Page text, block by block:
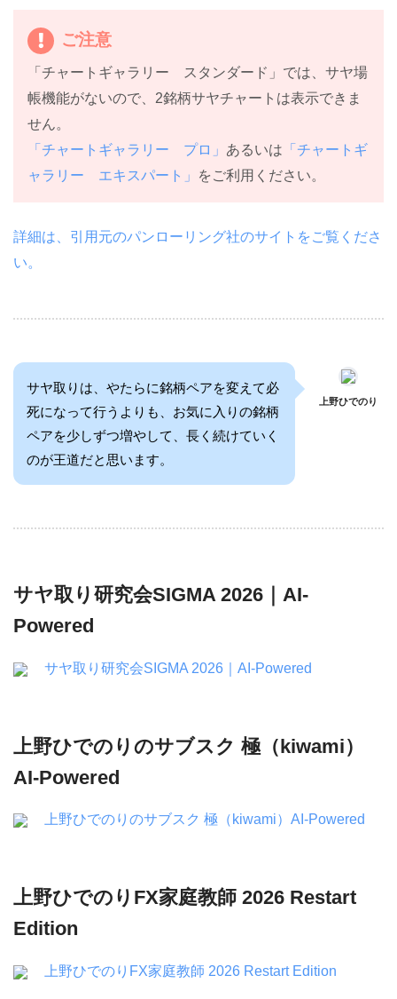
ご注意
「チャートギャラリー スタンダード」では、サヤ場
帳機能がないので、2銘柄サヤチャートは表示できま
せん。
「チャートギャラリー プロ」 あるいは 「チャートギ
ャラリー エキスパート」
をご利用ください。
詳細は、引用元のパンローリング社のサイトをご覧くださ
い。
サヤ取りは、やたらに銘柄ペアを変えて必
死になって行うよりも、お気に入りの銘柄
ペアを少しずつ増やして、長く続けていく
のが王道だと思います。
上野ひでのり
サヤ取り研究会SIGMA 2026｜AI-
Powered
サヤ取り研究会SIGMA 2026｜AI-Powered
上野ひでのりのサブスク 極（kiwami）
AI-Powered
上野ひでのりのサブスク 極（kiwami）AI-Powered
上野ひでのりFX家庭教師 2026 Restart
Edition
上野ひでのりFX家庭教師 2026 Restart Edition